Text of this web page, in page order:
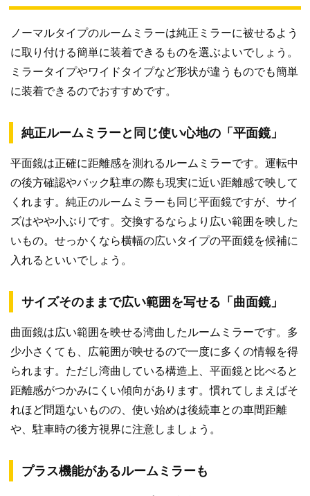
ノーマルタイプのルームミラーは純正ミラーに被せるよう
に取り付ける簡単に装着できるものを選ぶよいでしょう。
ミラータイプやワイドタイプなど形状が違うものでも簡単
に装着できるのでおすすめです。
純正ルームミラーと同じ使い心地の「平面鏡」
平面鏡は正確に距離感を測れるルームミラーです。運転中
の後方確認やバック駐車の際も現実に近い距離感で映して
くれます。純正のルームミラーも同じ平面鏡ですが、サイ
ズはやや小ぶりです。交換するならより広い範囲を映した
いもの。せっかくなら横幅の広いタイプの平面鏡を候補に
入れるといいでしょう。
サイズそのままで広い範囲を写せる「曲面鏡」
曲面鏡は広い範囲を映せる湾曲したルームミラーです。多
少小さくても、広範囲が映せるので一度に多くの情報を得
られます。ただし湾曲している構造上、平面鏡と比べると
距離感がつかみにくい傾向があります。慣れてしまえばそ
れほど問題ないものの、使い始めは後続車との車間距離
や、駐車時の後方視界に注意しましょう。
プラス機能があるルームミラーも